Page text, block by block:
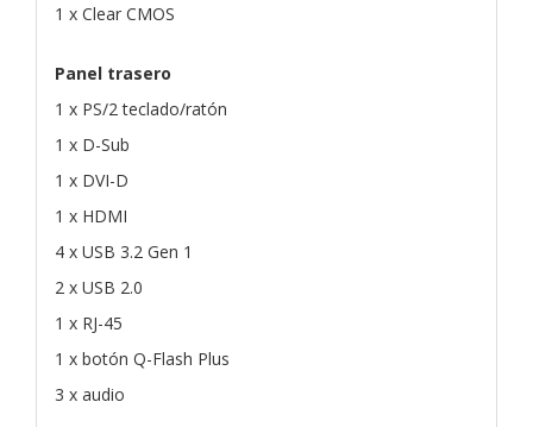
1 x Clear CMOS
Panel trasero
1 x PS/2 teclado/ratón
1 x D-Sub
1 x DVI-D
1 x HDMI
4 x USB 3.2 Gen 1
2 x USB 2.0
1 x RJ-45
1 x botón Q-Flash Plus
3 x audio